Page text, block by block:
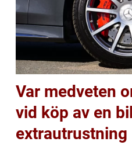
Var medveten
vid köp av en
extrautrustning